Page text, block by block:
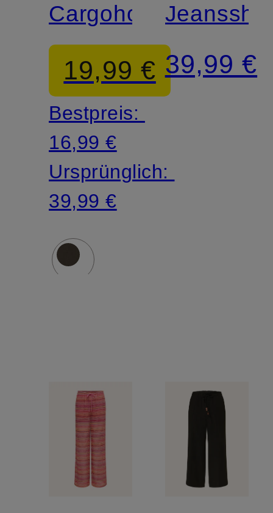
Cargohose
19,99 €
Bestpreis:
16,99 €
Ursprünglich:
39,99 €
39,99 €